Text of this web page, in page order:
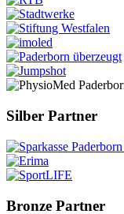
Silber Partner
Bronze Partner